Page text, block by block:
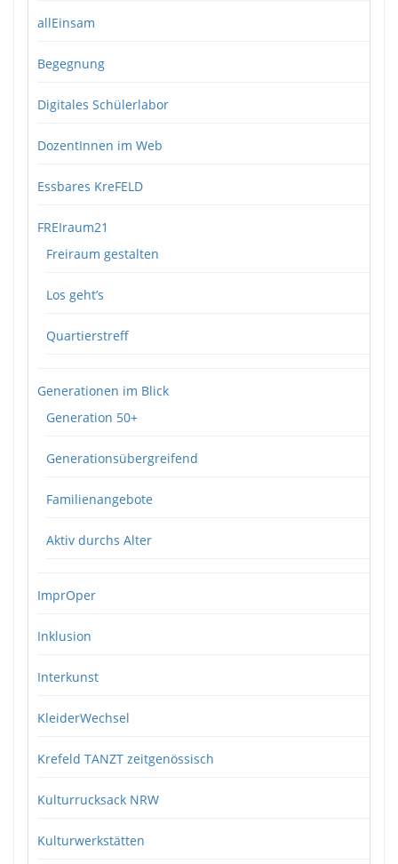
allEinsam
Begegnung
Digitales Schülerlabor
DozentInnen im Web
Essbares KreFELD
FREIraum21
Freiraum gestalten
Los geht’s
Quartierstreff
Generationen im Blick
Generation 50+
Generationsübergreifend
Familienangebote
Aktiv durchs Alter
ImprOper
Inklusion
Interkunst
KleiderWechsel
Krefeld TANZT zeitgenössisch
Kulturrucksack NRW
Kulturwerkstätten